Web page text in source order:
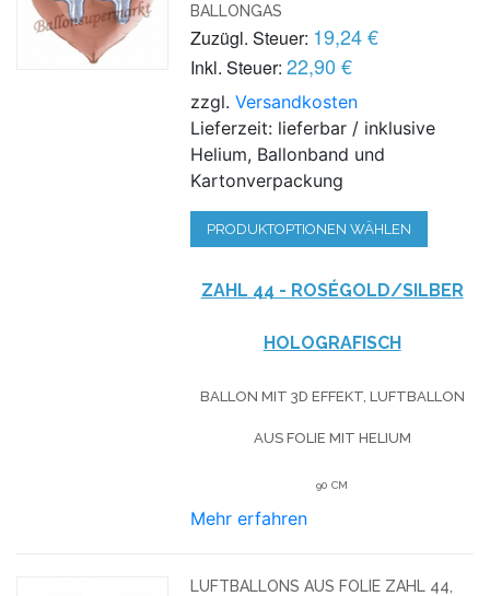
BALLONGAS
Zuzügl. Steuer: 19,24 €
Inkl. Steuer: 22,90 €
zzgl.Versandkosten
Lieferzeit: lieferbar / inklusive
Helium, Ballonband und
Kartonverpackung
PRODUKTOPTIONEN WÄHLEN
ZAHL 44 - ROSÉGOLD/SILBER
HOLOGRAFISCH
BALLON MIT 3D EFFEKT, LUFTBALLON
AUS FOLIE MIT HELIUM
90 CM
Mehr erfahren
LUFTBALLONS AUS FOLIE ZAHL 44,